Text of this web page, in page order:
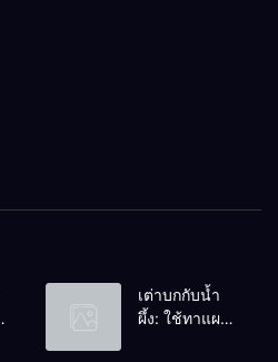
เต่าบกกับน้ำ
ผึ้ง: ใช้ทาแผล